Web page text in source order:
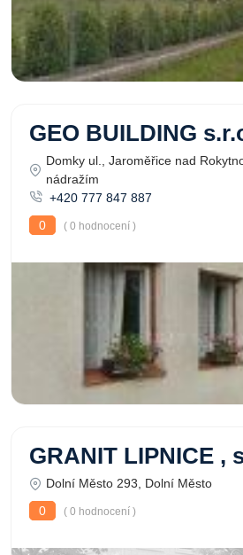
GEO BUILDING
Domky ul., Jaroměřice nad
nádražím
+420 777 847 887
0
( 0 hodnocení )
GRANIT LIPNICE ,
Dolní Město 293, Dolní Město
0
( 0 hodnocení )